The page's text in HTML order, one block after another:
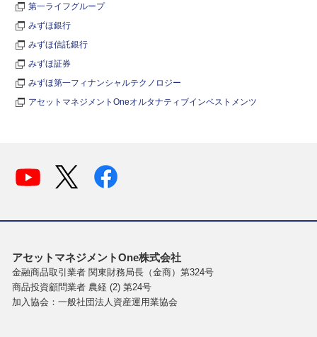
第一ライフグループ
みずほ銀行
みずほ信託銀行
みずほ証券
みずほ第一フィナンシャルテクノロジー
アセットマネジメントOneオルタナティブインベストメンツ
アセットマネジメントOne株式会社
金融商品取引業者 関東財務局長（金商）第324号
商品投資顧問業者 農経 (2) 第24号
加入協会：一般社団法人資産運用業協会